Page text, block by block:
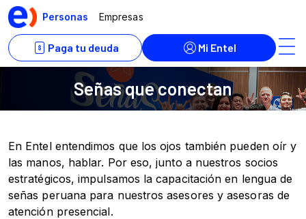
Señas que conectan
En Entel entendimos que los ojos también pueden oír y
las manos, hablar. Por eso, junto a nuestros socios
estratégicos, impulsamos la capacitación en lengua de
señas peruana para nuestros asesores y asesoras de
atención presencial.